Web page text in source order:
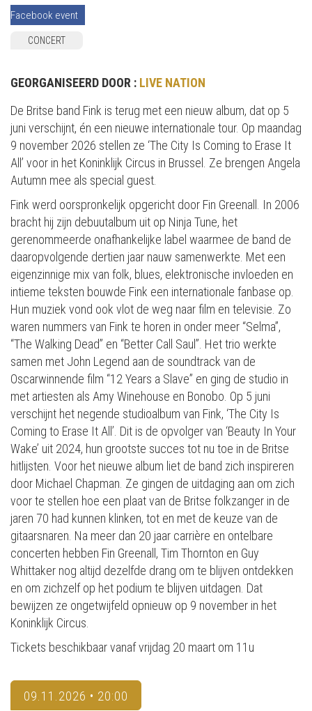
Facebook event
CONCERT
GEORGANISEERD DOOR : LIVE NATION
De Britse band Fink is terug met een nieuw album, dat op 5
juni verschijnt, én een nieuwe internationale tour. Op maandag
9 november 2026 stellen ze ‘The City Is Coming to Erase It
All’ voor in het Koninklijk Circus in Brussel. Ze brengen Angela
Autumn mee als special guest.
Fink werd oorspronkelijk opgericht door Fin Greenall. In 2006
bracht hij zijn debuutalbum uit op Ninja Tune, het
gerenommeerde onafhankelijke label waarmee de band de
daaropvolgende dertien jaar nauw samenwerkte. Met een
eigenzinnige mix van folk, blues, elektronische invloeden en
intieme teksten bouwde Fink een internationale fanbase op.
Hun muziek vond ook vlot de weg naar film en televisie. Zo
waren nummers van Fink te horen in onder meer “Selma”,
“The Walking Dead” en “Better Call Saul”. Het trio werkte
samen met John Legend aan de soundtrack van de
Oscarwinnende film “12 Years a Slave” en ging de studio in
met artiesten als Amy Winehouse en Bonobo. Op 5 juni
verschijnt het negende studioalbum van Fink, ‘The City Is
Coming to Erase It All’. Dit is de opvolger van ‘Beauty In Your
Wake’ uit 2024, hun grootste succes tot nu toe in de Britse
hitlijsten. Voor het nieuwe album liet de band zich inspireren
door Michael Chapman. Ze gingen de uitdaging aan om zich
voor te stellen hoe een plaat van de Britse folkzanger in de
jaren 70 had kunnen klinken, tot en met de keuze van de
gitaarsnaren. Na meer dan 20 jaar carrière en ontelbare
concerten hebben Fin Greenall, Tim Thornton en Guy
Whittaker nog altijd dezelfde drang om te blijven ontdekken
en om zichzelf op het podium te blijven uitdagen. Dat
bewijzen ze ongetwijfeld opnieuw op 9 november in het
Koninklijk Circus.
Tickets beschikbaar vanaf vrijdag 20 maart om 11u
09.11.2026 • 20:00